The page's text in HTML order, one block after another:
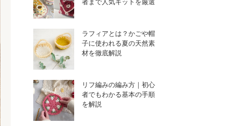
者まで人気キットを厳選
ラフィアとは？かごや帽
子に使われる夏の天然素
材を徹底解説
リフ編みの編み方｜初心
者でもわかる基本の手順
を解説